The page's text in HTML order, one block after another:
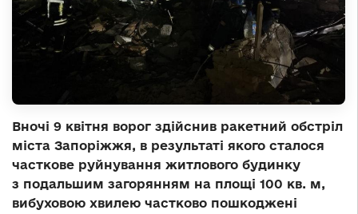
Вночі 9 квітня ворог здійснив ракетний обстріл
міста Запоріжжя, в результаті якого сталося
часткове руйнування житлового будинку
з подальшим загорянням на площі 100 кв. м,
вибуховою хвилею частково пошкоджені